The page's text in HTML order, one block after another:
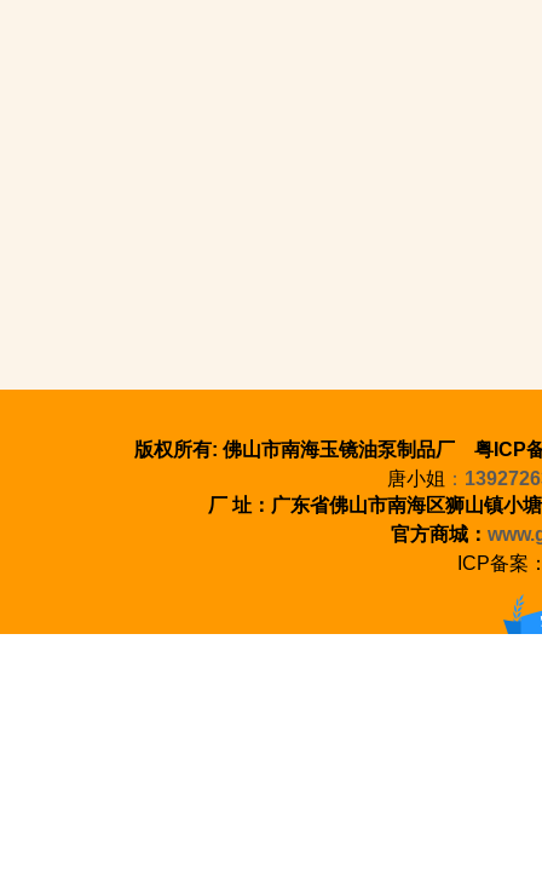
版权所有: 佛山市南海玉镜油泵制品厂 粤ICP
唐小姐 ：
厂 址：广东省佛山市南海区狮山镇
官方商城：
ICP备案